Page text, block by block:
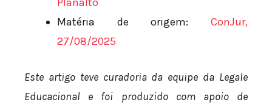
Matéria de origem: ConJur,
27/08/2025
Este artigo teve curadoria da equipe da Legale
Educacional e foi produzido com apoio de